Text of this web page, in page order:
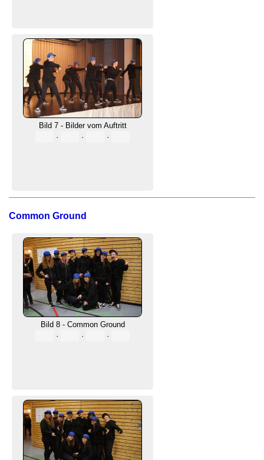
Bild 7 - Bilder vom Auftritt
·
· ·
Common Ground
Bild 8 - Common Ground
·
· ·